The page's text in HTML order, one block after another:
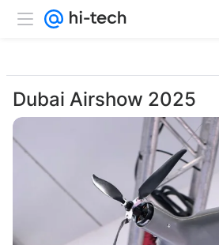
Dubai Airshow 2025